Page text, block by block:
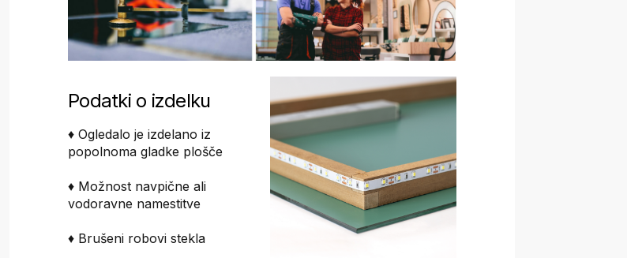
Podatki o izdelku
♦ Ogledalo je izdelano iz
popolnoma gladke plošče
♦ Možnost navpične ali
vodoravne namestitve
♦ Brušeni robovi stekla